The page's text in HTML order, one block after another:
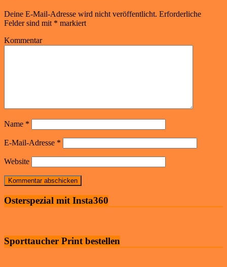
Deine E-Mail-Adresse wird nicht veröffentlicht. Erforderliche
Felder sind mit * markiert
Kommentar
Name *
E-Mail-Adresse *
Website
Osterspezial mit Insta360
Sporttaucher Print bestellen